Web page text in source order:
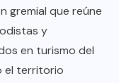
gremial que reúne
y
en turismo del
el territorio